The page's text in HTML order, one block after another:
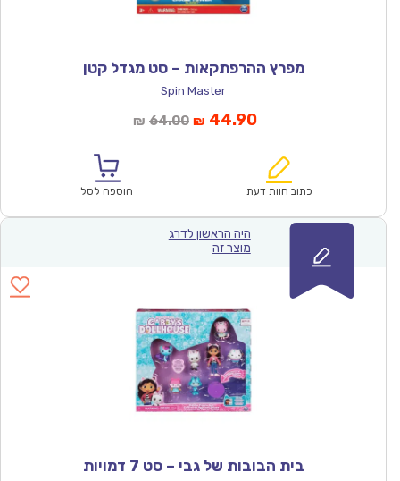
מפרץ ההרפתקאות – סט מגדל קטן
Spin Master
₪ 64.00המחיר
₪64.00.
₪ 44.90המחיר
הוא:
כתוב חוות דעת הוספה לסל
היה הראשון לדרג
מוצר זה
בית הבובות של גבי – סט 7 דמויות